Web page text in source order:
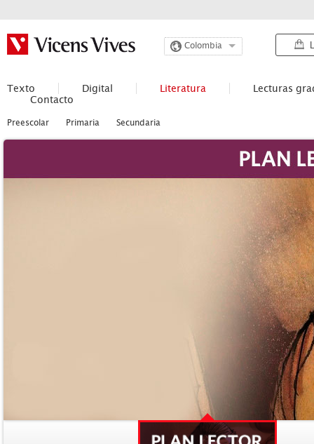
Colombia
Texto Digital Literatura
Lecturas
Contacto
Preescolar Primaria Secundaria